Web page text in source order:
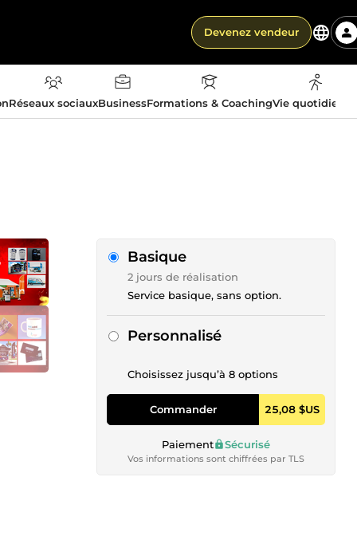
Devenez vendeur
Réseaux sociauxBusinessFormations & CoachingVie
Basique
2 jours de réalisation
Service basique, sans option.
Personnalisé
Choisissez jusqu’à 8 options
Commander 25,08 $US
Paiement Sécurisé
Vos informations sont chiffrées par TLS